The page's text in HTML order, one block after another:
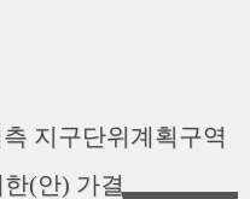
지구단위계획구역
(안) 가결